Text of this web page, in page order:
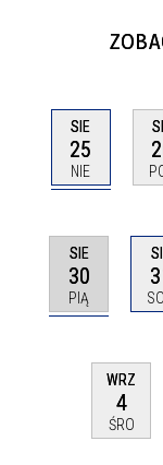
SIE
25
NIE
SIE
30
PIĄ
WRZ
4
ŚRO